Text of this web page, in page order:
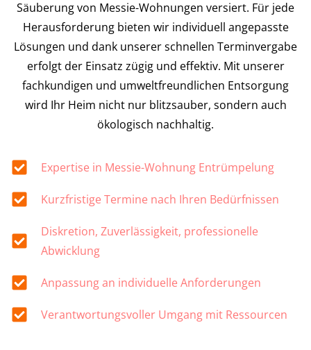
Säuberung von Messie-Wohnungen versiert. Für jede
Herausforderung bieten wir individuell angepasste
Lösungen und dank unserer schnellen Terminvergabe
erfolgt der Einsatz zügig und effektiv. Mit unserer
fachkundigen und umweltfreundlichen Entsorgung
wird Ihr Heim nicht nur blitzsauber, sondern auch
ökologisch nachhaltig.
Expertise in Messie-Wohnung Entrümpelung
Kurzfristige Termine nach Ihren Bedürfnissen
Diskretion, Zuverlässigkeit, professionelle
Abwicklung
Anpassung an individuelle Anforderungen
Verantwortungsvoller Umgang mit Ressourcen